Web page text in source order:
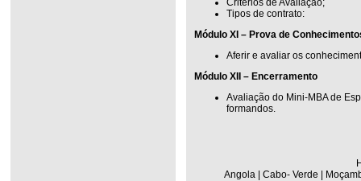
Tipos de contrato:
Módulo XI – Prova de
Aferir e avaliar os
Módulo XII – Encerramento
Avaliação do Mini-MBA de
formandos.
Angola | Cabo- Verde |